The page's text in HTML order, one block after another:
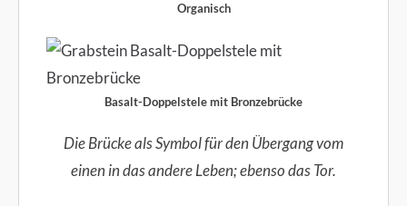
Organisch
Basalt-Doppelstele mit Bronzebrücke
Die Brücke als Symbol für den Übergang vom
einen in das andere Leben; ebenso das Tor.